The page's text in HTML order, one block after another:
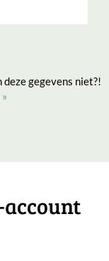
gegevens niet?!
»